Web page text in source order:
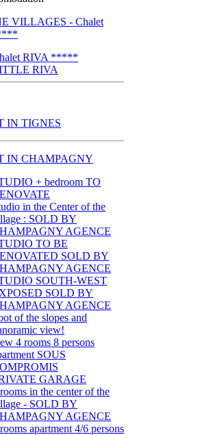
VILLAGES - Chalet
RIVA *****
RIVA
IN TIGNES
IN CHAMPAGNY
+ bedroom TO
in the Center of the
: SOLD BY
AGENCE
TO BE
SOLD BY
AGENCE
SOUTH-WEST
SOLD BY
AGENCE
of the slopes and
view!
4 rooms 8 persons
SOUS
GARAGE
in the center of the
- SOLD BY
AGENCE
apartment 4/6 persons